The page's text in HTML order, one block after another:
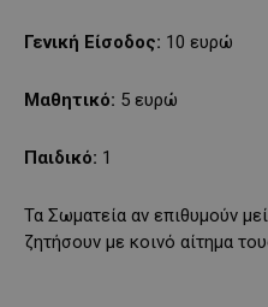
Γενική Είσοδος: 10 ευρώ
Μαθητικό: 5 ευρώ
Παιδικό: 1
Τα Σωματεία αν επιθυμούν
ζητήσουν με κοινό αίτημα